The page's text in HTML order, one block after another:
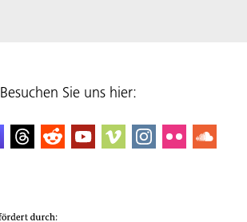
Besuchen Sie uns hier: